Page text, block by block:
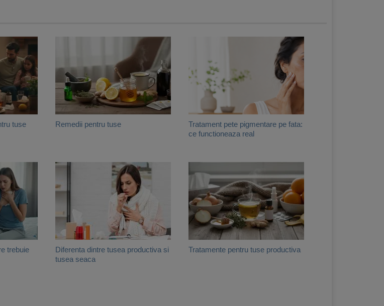
tuse Remedii pentru tuse
Tratament pete pigmentare pe fata:
ce functioneaza real
trebuie
Diferenta dintre tusea productiva si
tusea seaca
Tratamente pentru tuse productiva